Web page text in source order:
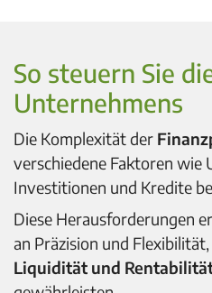
So steuern Sie
Unternehmens
Die Komplexität der
verschiedene Faktoren wie
Investitionen und Kredite
Diese Herausforderungen
an Präzision und
Liquidität und